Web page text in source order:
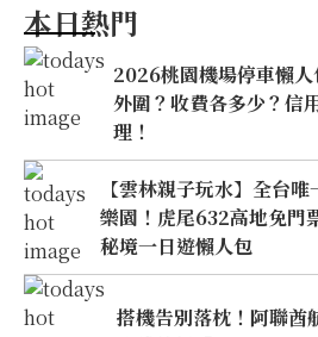
本日熱門
2026桃園機場停車懶
外圍？收費各多少？信
理！
【雲林親子玩水】全台
樂園！虎尾632高地免門
秘境一日遊懶人包
搭機告別落枕！阿聯酋